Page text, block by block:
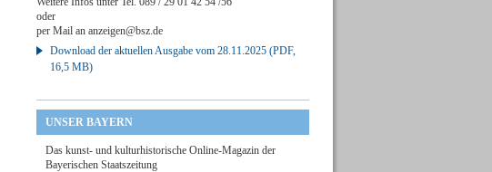
oder
per Mail an anzeigen@bsz.de
Download der aktuellen Ausgabe vom 28.11.2025 (PDF,
16,5 MB)
UNSER BAYERN
Das kunst- und kulturhistorische Online-Magazin der
Bayerischen Staatszeitung